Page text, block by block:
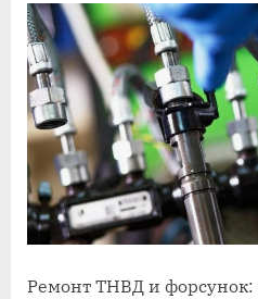
Ремонт ТНВД и форсунок: